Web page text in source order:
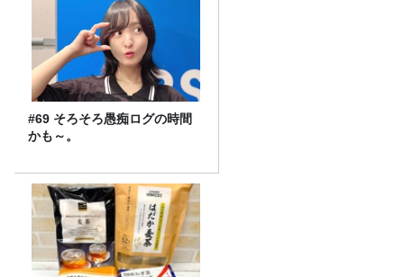
#69 そろそろ愚痴ログの時間
かも～。